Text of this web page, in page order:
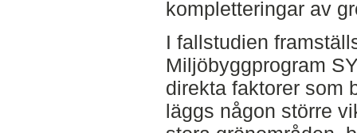
kompletteringar av
I fallstudien
Miljöbyggprogram
direkta faktorer som
läggs någon större